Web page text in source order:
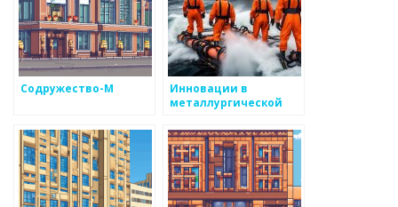
Содружество-М
Инновации в
металлургической